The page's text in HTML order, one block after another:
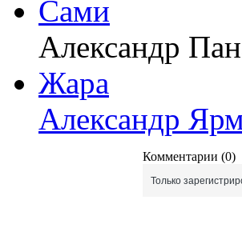
Сами
Александр
Жара
Александр
Комментарии (0)
Только